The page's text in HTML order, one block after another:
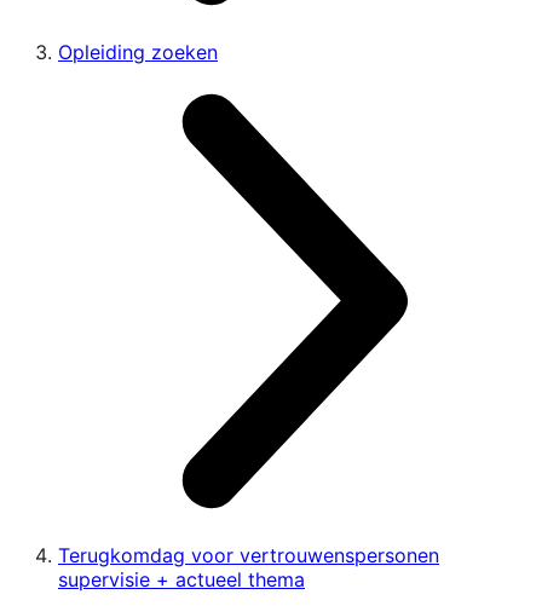
Opleiding zoeken
Terugkomdag voor vertrouwenspersonen
supervisie + actueel thema